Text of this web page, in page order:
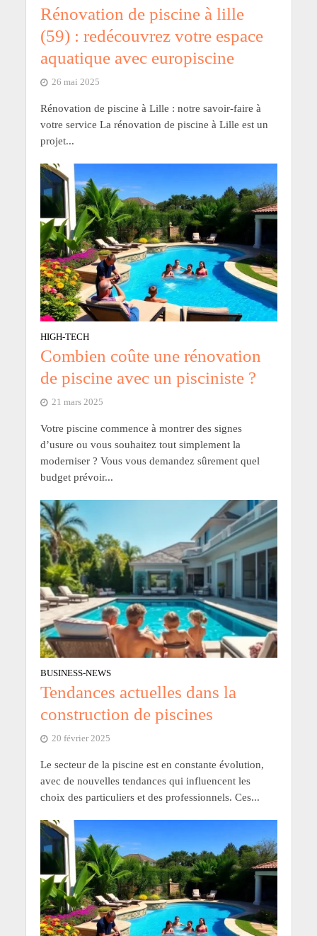
Rénovation de piscine à lille
(59) : redécouvrez votre espace
aquatique avec europiscine
26 mai 2025
Rénovation de piscine à Lille : notre savoir-faire à
votre service La rénovation de piscine à Lille est un
projet...
HIGH-TECH
Combien coûte une rénovation
de piscine avec un pisciniste ?
21 mars 2025
Votre piscine commence à montrer des signes
d’usure ou vous souhaitez tout simplement la
moderniser ? Vous vous demandez sûrement quel
budget prévoir...
BUSINESS-NEWS
Tendances actuelles dans la
construction de piscines
20 février 2025
Le secteur de la piscine est en constante évolution,
avec de nouvelles tendances qui influencent les
choix des particuliers et des professionnels. Ces...